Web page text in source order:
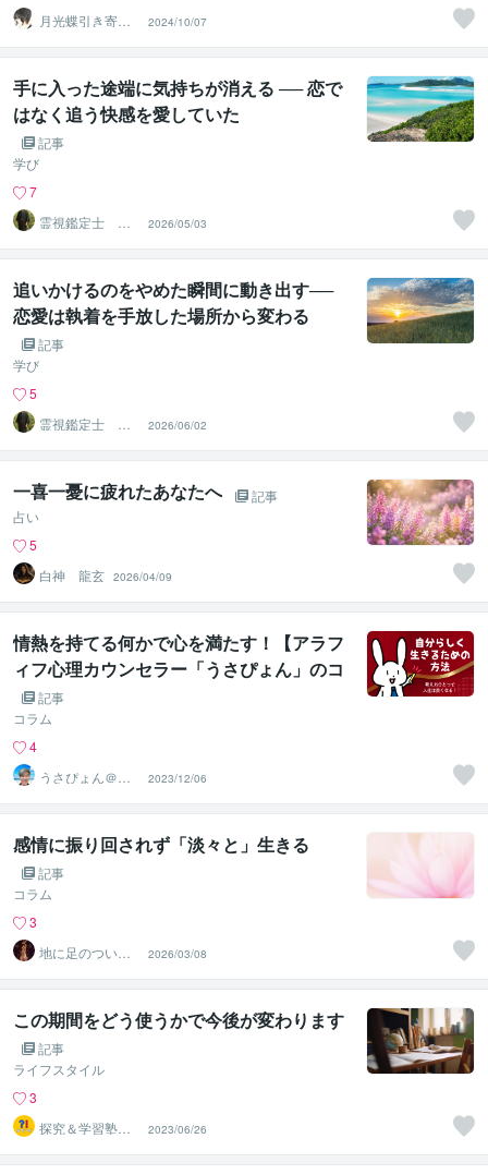
月光蝶引き寄せ
スピリチュアル
カウンセラー
2024/10/07
手に入った途端に気持ちが消える ── 恋で
はなく追う快感を愛していた
記事
学び
7
霊視鑑定士 神
凪
2026/05/03
追いかけるのをやめた瞬間に動き出す──
恋愛は執着を手放した場所から変わる
記事
学び
5
霊視鑑定士 神
凪
2026/06/02
一喜一憂に疲れたあなたへ
記事
占い
5
白神 龍玄 2026/04/09
情熱を持てる何かで心を満たす！【アラフ
ィフ心理カウンセラー「うさぴょん」のコ
コナラ電話相談】
記事
コラム
4
うさぴょん＠癒
し系アラフィフ
心寄り添い人
2023/12/06
感情に振り回されず「淡々と」生きる
記事
コラム
3
地に足のついた
祈り❀水森唯心
2026/03/08
この期間をどう使うかで今後が変わります
記事
ライフスタイル
3
探究＆学習塾｜
なぜラボ
2023/06/26